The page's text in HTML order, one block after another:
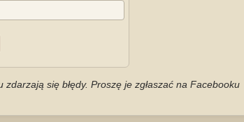
się błędy. Proszę je zgłaszać na Facebooku